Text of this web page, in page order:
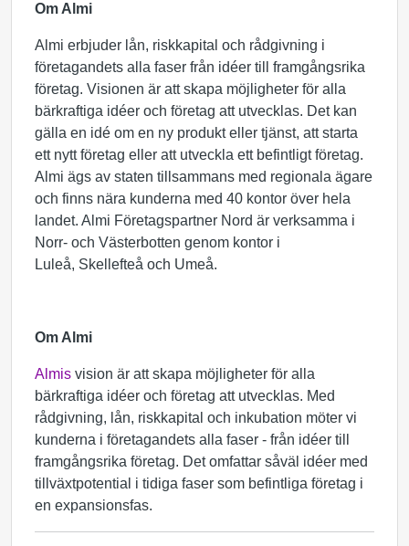
Om Almi
Almi erbjuder lån, riskkapital och rådgivning i
företagandets alla faser från idéer till framgångsrika
företag. Visionen är att skapa möjligheter för alla
bärkraftiga idéer och företag att utvecklas. Det kan
gälla en idé om en ny produkt eller tjänst, att starta
ett nytt företag eller att utveckla ett befintligt företag.
Almi ägs av staten tillsammans med regionala ägare
och finns nära kunderna med 40 kontor över hela
landet. Almi Företagspartner Nord är verksamma i
Norr- och Västerbotten genom kontor i
Luleå, Skellefteå och Umeå.
Om Almi
Almis vision är att skapa möjligheter för alla
bärkraftiga idéer och företag att utvecklas. Med
rådgivning, lån, riskkapital och inkubation möter vi
kunderna i företagandets alla faser - från idéer till
framgångsrika företag. Det omfattar såväl idéer med
tillväxtpotential i tidiga faser som befintliga företag i
en expansionsfas.